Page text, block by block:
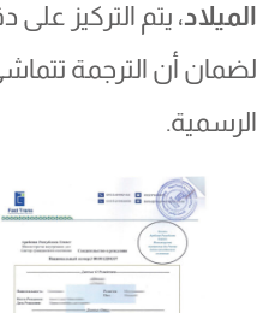
الميلاد، يتم التركيز على
لضمان أن الترجمة
الرسمية.